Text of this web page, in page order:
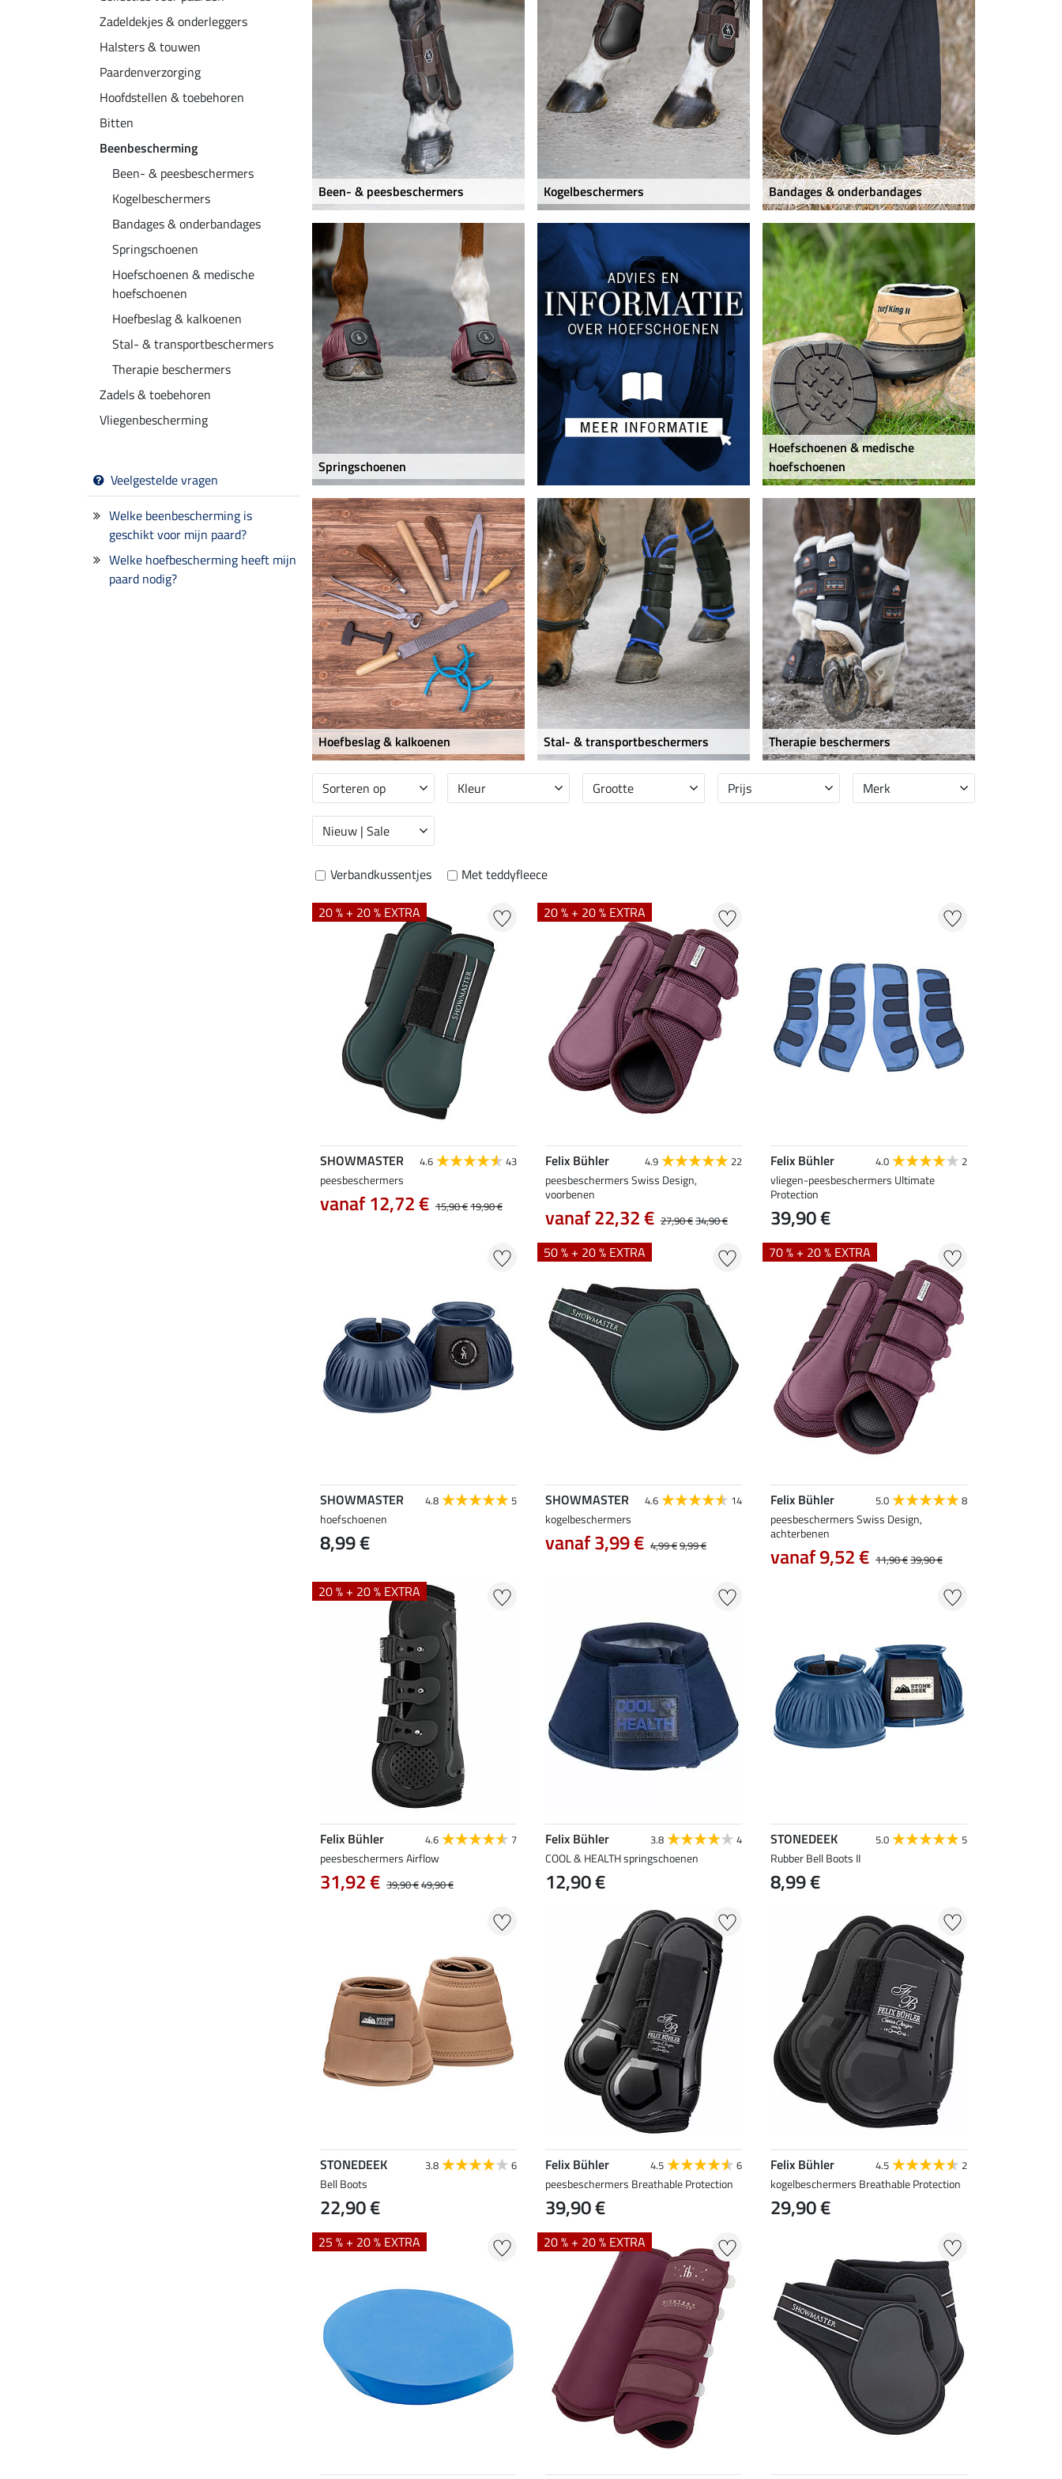
Zadeldekjes & onderleggers
Halsters & touwen
Paardenverzorging
Hoofdstellen & toebehoren
Bitten
Beenbescherming
Been- & peesbeschermers
Kogelbeschermers
Bandages & onderbandages
Springschoenen
Hoefschoenen & medische
hoefschoenen
Hoefbeslag & kalkoenen
Stal- & transportbeschermers
Therapie beschermers
Zadels & toebehoren
Vliegenbescherming
Veelgestelde vragen
Welke beenbescherming is
geschikt voor mijn paard?
Welke hoefbescherming heeft mijn
paard nodig?
Been- & peesbeschermers Kogelbeschermers Bandages & onderbandages
Springschoenen
Hoefschoenen & medische
hoefschoenen
Hoefbeslag & kalkoenen Stal- & transportbeschermers Therapie beschermers
Sorteren op Kleur Grootte Prijs Merk
Nieuw | Sale
Verbandkussentjes
Met teddyfleece
20 % + 20 % EXTRA
SHOWMASTER 4.6 43
peesbeschermers
vanaf 12,72 € 15,90 €19,90 €
20 % + 20 % EXTRA
Felix Bühler 4.9 22
peesbeschermers Swiss Design,
voorbenen
vanaf 22,32 € 27,90 €34,90 €
Felix Bühler 4.0 2
vliegen-peesbeschermers Ultimate
Protection
39,90 €
SHOWMASTER 4.8 5
hoefschoenen
8,99 €
50 % + 20 % EXTRA
SHOWMASTER 4.6 14
kogelbeschermers
vanaf 3,99 € 4,99 €9,99 €
70 % + 20 % EXTRA
Felix Bühler 5.0 8
peesbeschermers Swiss Design,
achterbenen
vanaf 9,52 € 11,90 €39,90 €
20 % + 20 % EXTRA
Felix Bühler 4.6 7
peesbeschermers Airflow
31,92 € 39,90 €49,90 €
Felix Bühler 3.8 4
COOL & HEALTH springschoenen
12,90 €
STONEDEEK 5.0 5
Rubber Bell Boots II
8,99 €
STONEDEEK 3.8 6
Bell Boots
22,90 €
Felix Bühler 4.5 6
peesbeschermers Breathable Protection
39,90 €
Felix Bühler 4.5 2
kogelbeschermers Breathable Protection
29,90 €
25 % + 20 % EXTRA 20 % + 20 % EXTRA